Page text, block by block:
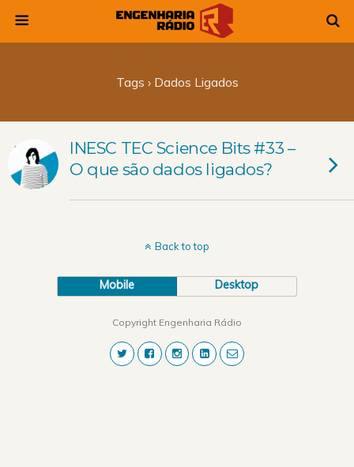
Tags › Dados Ligados
INESC TEC Science Bits #33 –
O que são dados ligados?
Back to top
Mobile Desktop
Copyright Engenharia Rádio